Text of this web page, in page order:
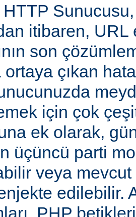
itibaren,
son
ortaya çıkan
için çok
ek olarak,
üçüncü parti
veya
edilebilir.
PHP